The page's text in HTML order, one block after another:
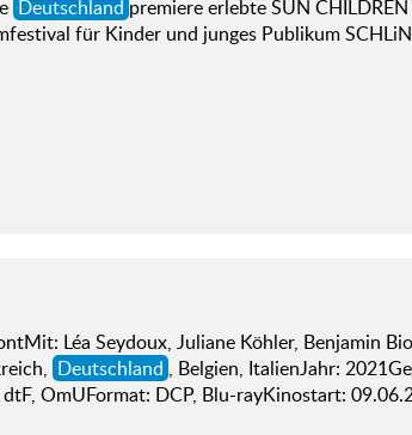
Deutschland premiere erlebte SUN
für Kinder und junges Publikum
Léa Seydoux, Juliane Köhler, Benjamin
Deutschland , Belgien, ItalienJahr:
OmUFormat: DCP, Blu-rayKinostart: